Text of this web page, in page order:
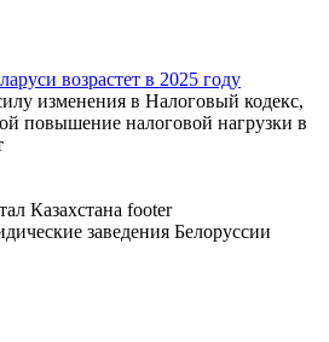
возрастет в 2025 году
изменения в Налоговый кодекс,
повышение налоговой нагрузки в
заведения Белоруссии